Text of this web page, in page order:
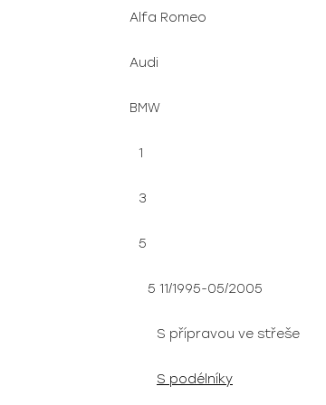
Alfa Romeo
Audi
BMW
1
3
5
5 11/1995-05/2005
S přípravou ve střeše
S podélníky